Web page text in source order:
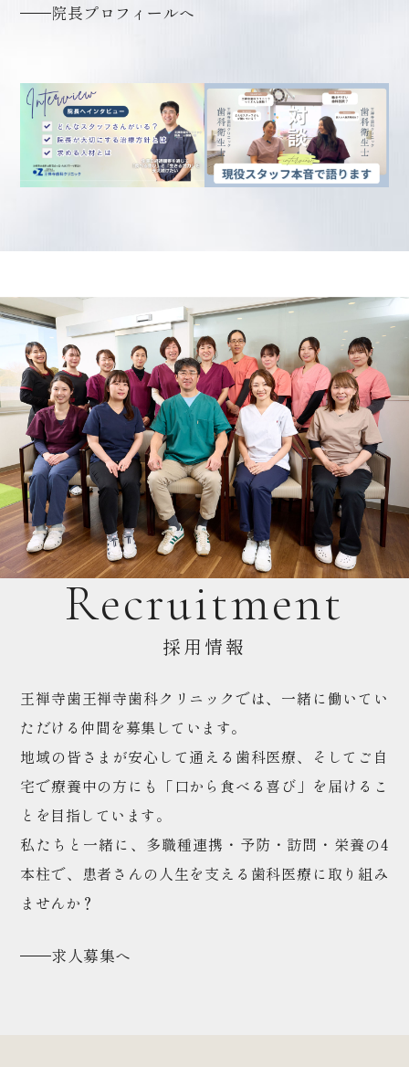
院長プロフィールへ
Recruitment
採用情報
王禅寺歯王禅寺歯科クリニックでは、一緒に働いてい
ただける仲間を募集しています。
地域の皆さまが安心して通える歯科医療、そしてご自
宅で療養中の方にも「口から食べる喜び」を届けるこ
とを目指しています。
私たちと一緒に、多職種連携・予防・訪問・栄養の4
本柱で、患者さんの人生を支える歯科医療に取り組み
ませんか？
求人募集へ